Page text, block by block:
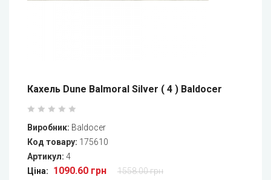
Кахель Dune Balmoral Silver ( 4 ) Baldocer
Виробник: Baldocer
Код товару: 175610
Артикул: 4
Ціна:
1090.60 грн 1558.00 грн